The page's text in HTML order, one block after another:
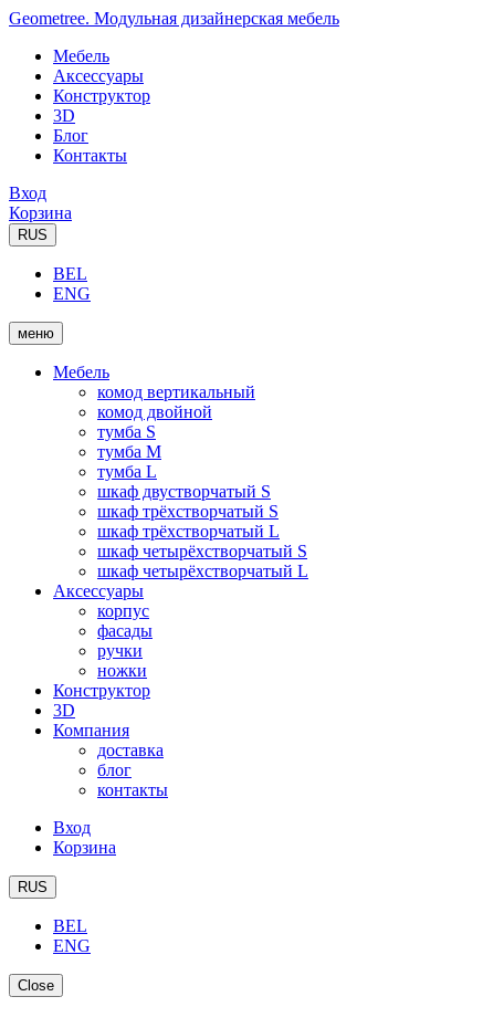
Geometree. Модульная дизайнерская мебель
Мебель
Аксессуары
Конструктор
3D
Блог
Контакты
Вход
Корзина
RUS
BEL
ENG
меню
Мебель
комод вертикальный
комод двойной
тумба S
тумба M
тумба L
шкаф двустворчатый S
шкаф трёхстворчатый S
шкаф трёхстворчатый L
шкаф четырёхстворчатый S
шкаф четырёхстворчатый L
Аксессуары
корпус
фасады
ручки
ножки
Конструктор
3D
Компания
доставка
блог
контакты
Вход
Корзина
RUS
BEL
ENG
Close